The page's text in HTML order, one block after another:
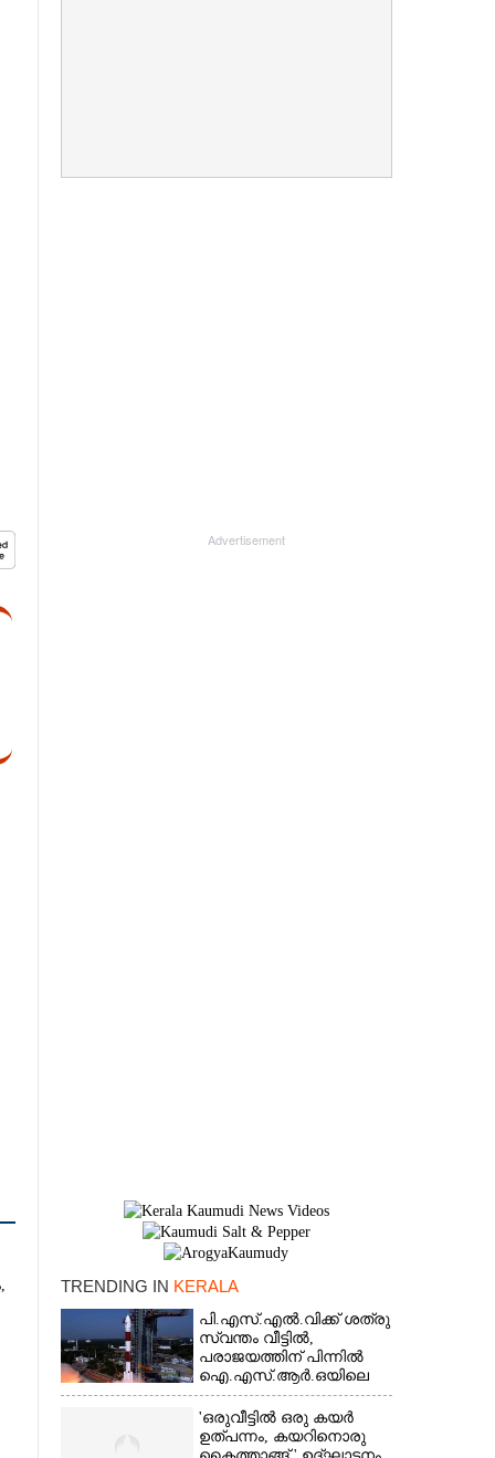
Advertisement
TRENDING IN KERALA
പി.എസ്.എൽ.വിക്ക് ശത്രു
സ്വന്തം വീട്ടിൽ,​
പരാജയത്തിന് പിന്നിൽ
ഐ.എസ്.ആർ.ഒയിലെ
ഉന്നതൻ
'ഒരുവീട്ടിൽ ഒരു കയർ
ഉത്പന്നം, കയറിനൊരു
×